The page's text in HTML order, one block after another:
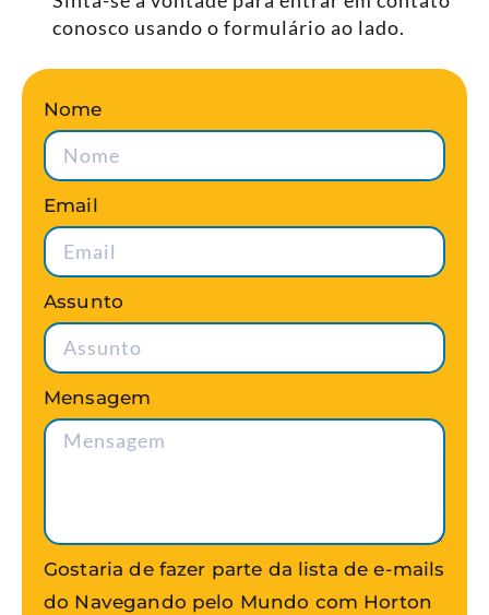
conosco usando o formulário ao lado.
Nome
Email
Assunto
Mensagem
Gostaria de fazer parte da lista de e-mails
do Navegando pelo Mundo com Horton